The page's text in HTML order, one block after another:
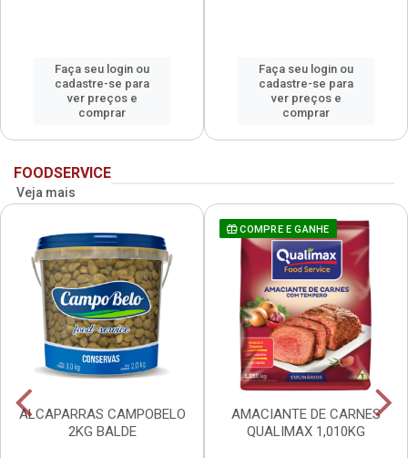
Faça seu login ou
cadastre-se para
ver preços e
comprar
Faça seu login ou
cadastre-se para
ver preços e
comprar
FOODSERVICE
Veja mais
ALCAPARRAS CAMPOBELO
2KG BALDE
COMPRE E GANHE
AMACIANTE DE CARNES
QUALIMAX 1,010KG